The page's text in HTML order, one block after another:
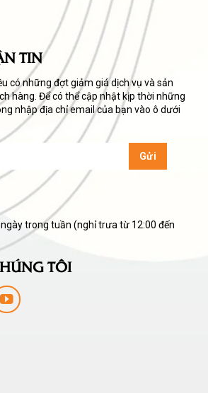
TIN
có những đợt giảm giá dịch vụ và sản
hàng. Để có thể cập nhật kịp thời những
nhập địa chỉ email của bạn vào ô dưới
trong tuần (nghỉ trưa từ 12:00 đến
TÔI